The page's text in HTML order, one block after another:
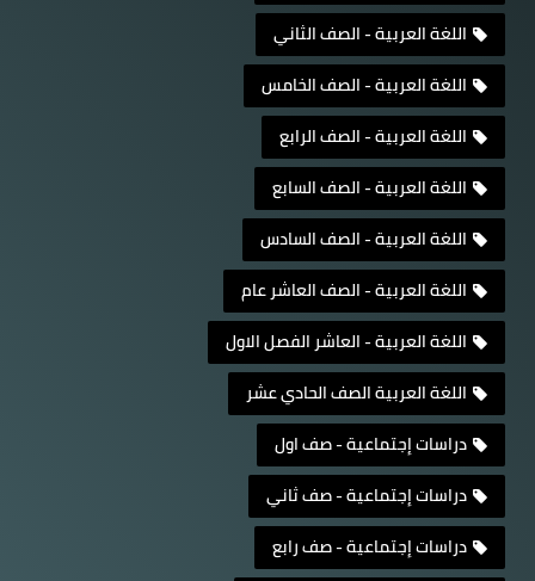
اللغة العربية - الصف الثاني
اللغة العربية - الصف الخامس
اللغة العربية - الصف الرابع
اللغة العربية - الصف السابع
اللغة العربية - الصف السادس
اللغة العربية - الصف العاشر عام
اللغة العربية - العاشر الفصل الاول
اللغة العربية الصف الحادي عشر
دراسات إجتماعية - صف اول
دراسات إجتماعية - صف ثاني
دراسات إجتماعية - صف رابع